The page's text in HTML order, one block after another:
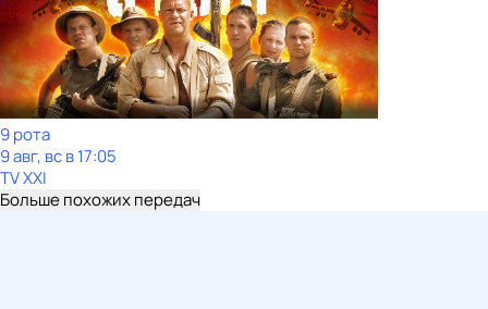
9 рота
9 авг, вс в 17:05
TV XXI
Больше похожих передач